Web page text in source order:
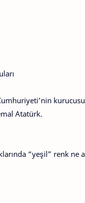
Atatürk.
“yeşil” renk ne